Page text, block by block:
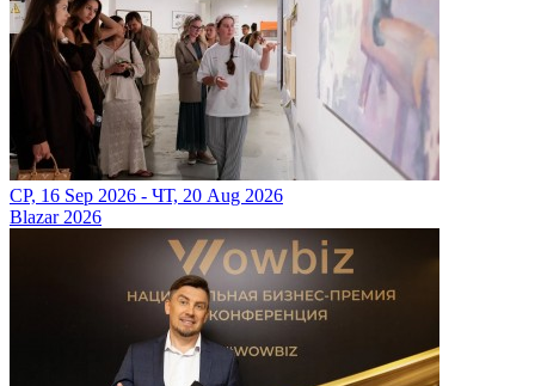
СР, 16 Sep 2026 - ЧТ, 20 Aug 2026
Blazar 2026